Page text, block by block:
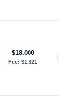
$18.000
Fee:$1.821